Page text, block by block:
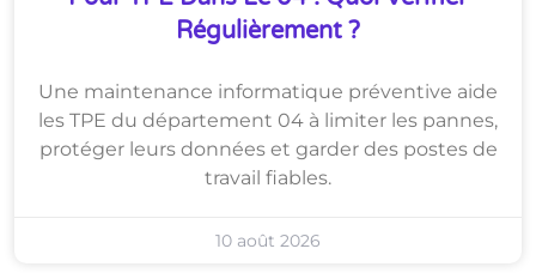
Régulièrement ?
Une maintenance informatique préventive aide
les TPE du département 04 à limiter les pannes,
protéger leurs données et garder des postes de
travail fiables.
10 août 2026